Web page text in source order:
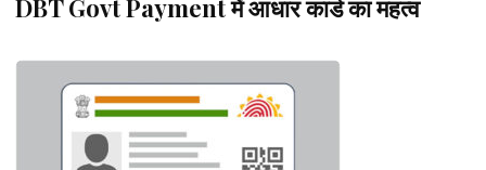
DBT Govt Payment में आधार कार्ड का महत्व